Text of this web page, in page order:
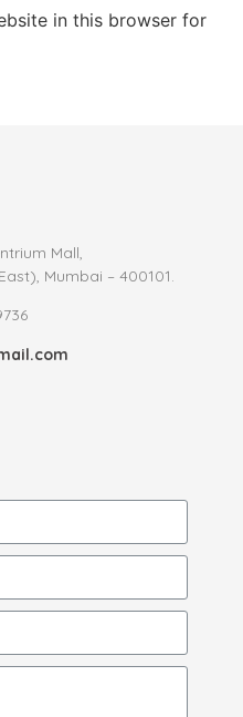
in this browser for
Mall,
Mumbai – 400101.